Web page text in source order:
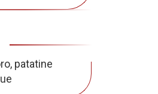
patatine